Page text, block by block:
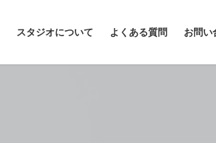
スタジオについて よくある質問 お問い